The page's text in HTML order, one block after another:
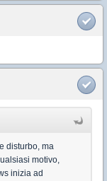
disturbo, ma
motivo,
inizia ad